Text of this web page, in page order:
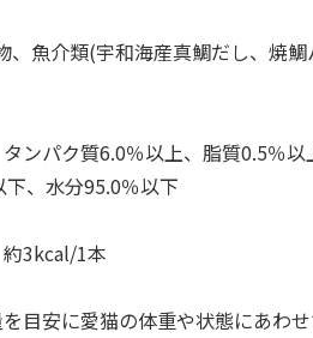
、魚介類(宇和海産真鯛だし、焼
タンパク質6.0％以上、脂質0.5％
、水分95.0％以下
約3kcal/1本
目安に愛猫の体重や状態にあわ